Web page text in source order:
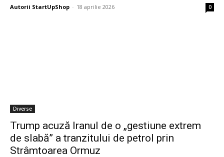
Autorii StartUpShop - 18 aprilie 2026 0
Diverse
Trump acuză Iranul de o „gestiune extrem
de slabă” a tranzitului de petrol prin
Strâmtoarea Ormuz